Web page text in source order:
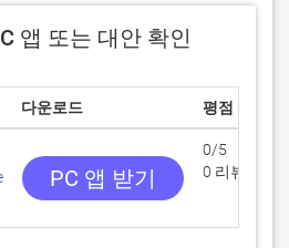
앱 또는 대안 확인
다운로드 평점
PC 앱 받기
0/5
0 리뷰